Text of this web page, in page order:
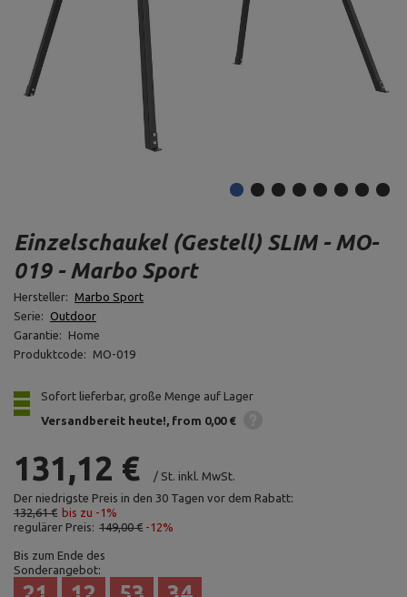
Einzelschaukel (Gestell) SLIM - MO-
019 - Marbo Sport
Hersteller: Marbo Sport
Serie: Outdoor
Garantie:
Home
Produktcode:
MO-019
Sofort lieferbar, große Menge auf Lager
Versandbereit heute! from 0,00 €
131,12 € / St. inkl. MwSt.
Der niedrigste Preis in den 30 Tagen vor dem Rabatt:
132,61 € bis zu -1%
regulärer Preis: 149,00 € -12%
Bis zum Ende des
Sonderangebot: